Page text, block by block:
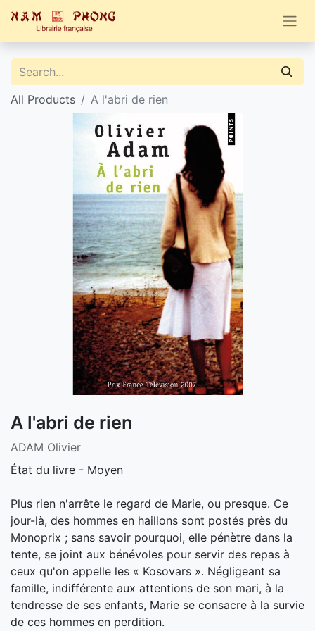
All Products A l'abri de rien
A l'abri de rien
ADAM Olivier
État du livre - Moyen
Plus rien n'arrête le regard de Marie, ou presque. Ce
jour-là, des hommes en haillons sont postés près du
Monoprix ; sans savoir pourquoi, elle pénètre dans la
tente, se joint aux bénévoles pour servir des repas à
ceux qu'on appelle les « Kosovars ». Négligeant sa
famille, indifférente aux attentions de son mari, à la
tendresse de ses enfants, Marie se consacre à la survie
de ces hommes en perdition.